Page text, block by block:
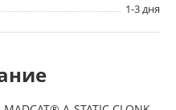
1-3 дня